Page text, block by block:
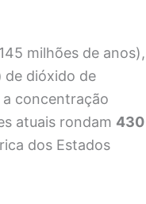
milhões de anos),
de dióxido de
a concentração
atuais rondam 430
dos Estados